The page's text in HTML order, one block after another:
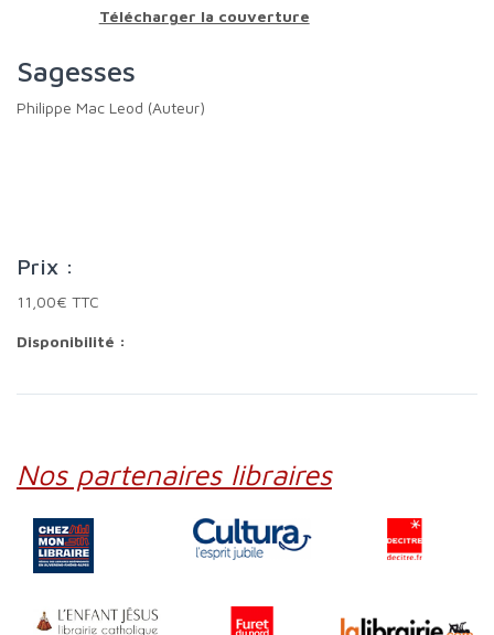
Télécharger la couverture
Sagesses
Philippe Mac Leod (Auteur)
Prix :
11,00€ TTC
Disponibilité :
Nos partenaires libraires